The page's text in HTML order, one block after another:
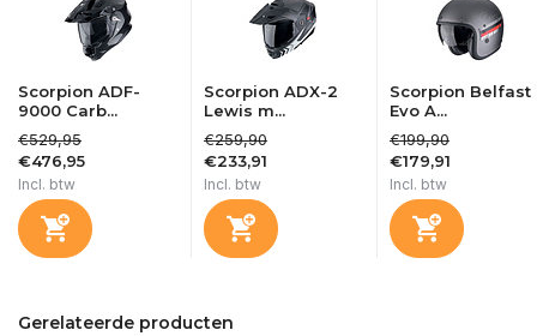
Scorpion ADF-
9000 Carb...
€529,95
€476,95
Incl. btw
Scorpion ADX-2
Lewis m...
€259,90
€233,91
Incl. btw
Scorpion Belfast
Evo A...
€199,90
€179,91
Incl. btw
Gerelateerde producten